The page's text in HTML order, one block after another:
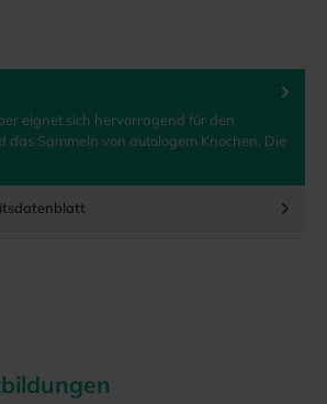
eignet sich hervorragend für den
das Sammeln von autologem Knochen. Die